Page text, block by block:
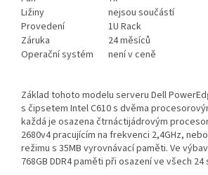
Ližiny
nejsou součástí
Provedení
1U Rack
Záruka
24 měsíců
Operační systém
není v ceně
Základ tohoto modelu serveru Dell
s čipsetem Intel C610 s dvěma
každá je osazena čtrnáctijádrovým
2680v4 pracujícím na frekvenci 2,4GHz,
režimu s 35MB vyrovnávací paměti. Ve
768GB DDR4 paměti při osazení ve všech 24